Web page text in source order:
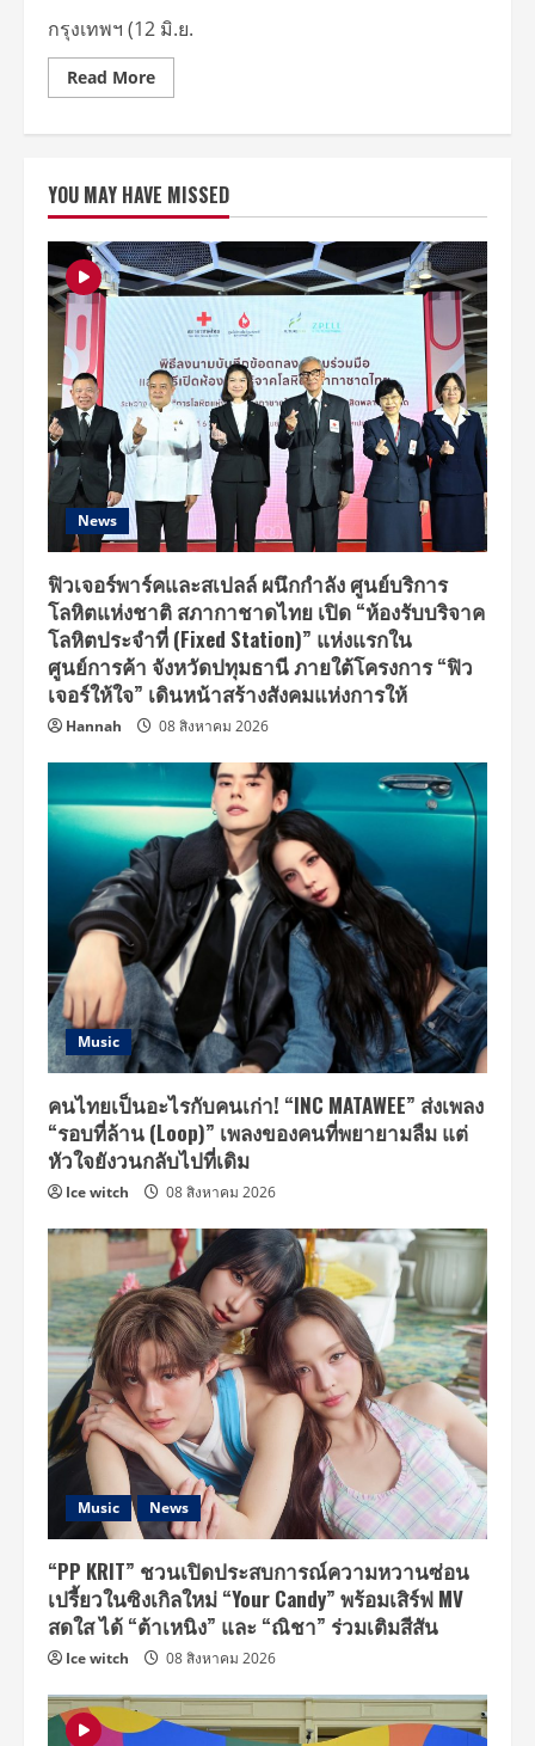
กรุงเทพฯ (12 มิ.ย.
Read MoreRead
more
พัฒน์
เปิด
รันเวย์
โชว์
พลัง
ดีไซเนอร์
รุ่น
ใหม่
ใน
งาน
“CIDI
Art
Thesis
x
Design
Carnival
2018”
พร้อม
ยล
โฉม
34
แบรนด์
เก่า
นำ
แบรนด์
ไทย
สู่
ระดับ
โลก
YOU MAY HAVE MISSED
News
ฟิวเจอร์พาร์คและสเปลล์ ผนึกกำลัง ศูนย์บริการ
โลหิตแห่งชาติ สภากาชาดไทย เปิด “ห้องรับบริจาค
โลหิตประจำที่ (Fixed Station)” แห่งแรกใน
ศูนย์การค้า จังหวัดปทุมธานี ภายใต้โครงการ “ฟิว
เจอร์ให้ใจ” เดินหน้าสร้างสังคมแห่งการให้
Hannah 08 สิงหาคม 2026
Music
คนไทยเป็นอะไรกับคนเก่า! “INC MATAWEE” ส่งเพลง
“รอบที่ล้าน (Loop)” เพลงของคนที่พยายามลืม แต่
หัวใจยังวนกลับไปที่เดิม
Ice witch 08 สิงหาคม 2026
Music News
“PP KRIT” ชวนเปิดประสบการณ์ความหวานซ่อน
เปรี้ยวในซิงเกิลใหม่ “Your Candy” พร้อมเสิร์ฟ MV
สดใส ได้ “ต้าเหนิง” และ “ณิชา” ร่วมเติมสีสัน
Ice witch 08 สิงหาคม 2026